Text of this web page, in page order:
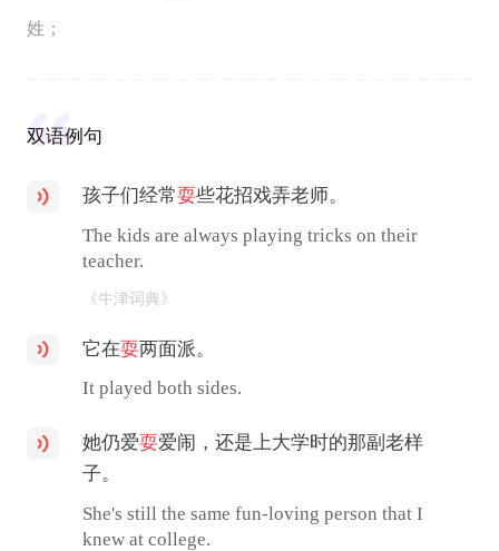
姓；
双语例句
孩子们经常耍些花招戏弄老师。
The kids are always playing tricks on their
teacher.
《牛津词典》
它在耍两面派。
It played both sides.
她仍爱耍爱闹，还是上大学时的那副老样
子。
She's still the same fun-loving person that I
knew at college.